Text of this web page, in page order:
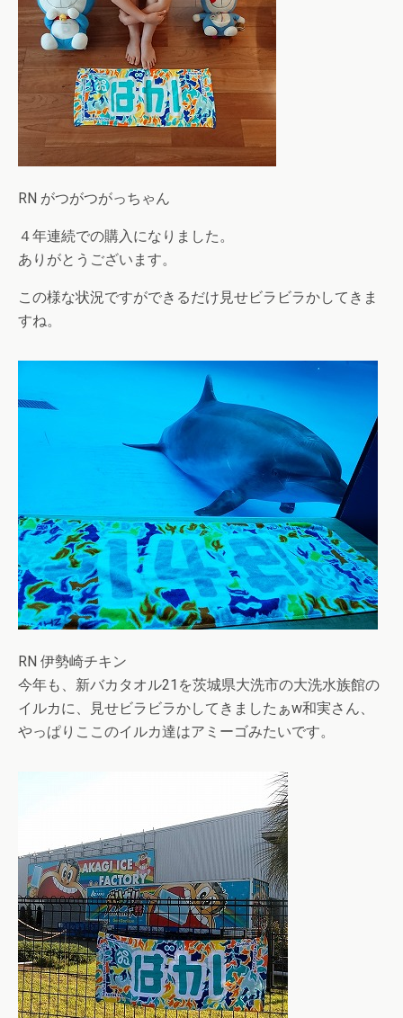
RN がつがつがっちゃん
４年連続での購入になりました。
ありがとうございます。
この様な状況ですができるだけ見せビラビラかしてきま
すね。
RN 伊勢崎チキン
今年も、新バカタオル21を茨城県大洗市の大洗水族館の
イルカに、見せビラビラかしてきましたぁw和実さん、
やっぱりここのイルカ達はアミーゴみたいです。